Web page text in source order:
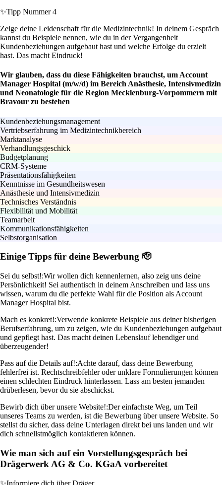
✨Tipp Nummer 4
Zeige deine Leidenschaft für die Medizintechnik! In deinem Gespräch
kannst du Beispiele nennen, wie du in der Vergangenheit
Kundenbeziehungen aufgebaut hast und welche Erfolge du erzielt
hast. Das macht Eindruck!
Wir glauben, dass du diese Fähigkeiten brauchst, um Account
Manager Hospital (m/w/d) im Bereich Anästhesie, Intensivmedizin
und Neonatologie für die Region Mecklenburg-Vorpommern mit
Bravour zu bestehen
Kundenbeziehungsmanagement
Vertriebserfahrung im Medizintechnikbereich
Marktanalyse
Verhandlungsgeschick
Budgetplanung
CRM-Systeme
Präsentationsfähigkeiten
Kenntnisse im Gesundheitswesen
Anästhesie und Intensivmedizin
Technisches Verständnis
Flexibilität und Mobilität
Teamarbeit
Kommunikationsfähigkeiten
Selbstorganisation
Einige Tipps für deine Bewerbung 🫡
Sei du selbst!:Wir wollen dich kennenlernen, also zeig uns deine
Persönlichkeit! Sei authentisch in deinem Anschreiben und lass uns
wissen, warum du die perfekte Wahl für die Position als Account
Manager Hospital bist.
Mach es konkret!:Verwende konkrete Beispiele aus deiner bisherigen
Berufserfahrung, um zu zeigen, wie du Kundenbeziehungen aufgebaut
und gepflegt hast. Das macht deinen Lebenslauf lebendiger und
überzeugender!
Pass auf die Details auf!:Achte darauf, dass deine Bewerbung
fehlerfrei ist. Rechtschreibfehler oder unklare Formulierungen können
einen schlechten Eindruck hinterlassen. Lass am besten jemanden
drüberlesen, bevor du sie abschickst.
Bewirb dich über unsere Website!:Der einfachste Weg, um Teil
unseres Teams zu werden, ist die Bewerbung über unsere Website. So
stellst du sicher, dass deine Unterlagen direkt bei uns landen und wir
dich schnellstmöglich kontaktieren können.
Wie man sich auf ein Vorstellungsgespräch bei
Drägerwerk AG & Co. KGaA vorbereitet
✨Informiere dich über Dräger